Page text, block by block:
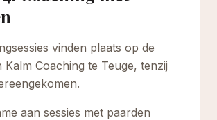
vinden plaats op de
Kalm Coaching te Teuge, tenzij
aan sessies met paarden